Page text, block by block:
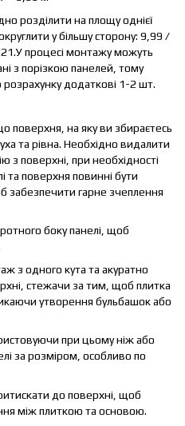
розділити на площу однієї
у більшу сторону: 9,99 /
процесі монтажу можуть
з порізкою панелей, тому
додаткові 1-2 шт.
поверхня, на яку ви збираєтесь
та рівна. Необхідно видалити
з поверхні, при необхідності
та поверхня повинні бути
забезпечити гарне зчеплення
боку панелі, щоб
з одного кута та акуратно
стежачи за тим, щоб плитка
утворення бульбашок або
при цьому ніж або
за розміром, особливо по
до поверхні, щоб
між плиткою та основою.